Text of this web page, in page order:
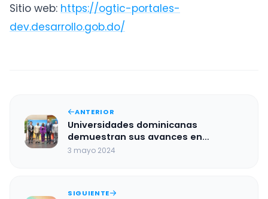
Sitio web: https://ogtic-portales-
dev.desarrollo.gob.do/
ANTERIOR
Universidades dominicanas
demuestran sus avances en
tecnología e innovación en Feria
3 mayo 2024
SIGUIENTE